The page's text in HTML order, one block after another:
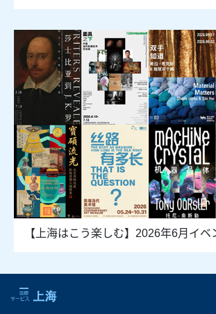
【上海はこう楽しむ】2026年6月イベ